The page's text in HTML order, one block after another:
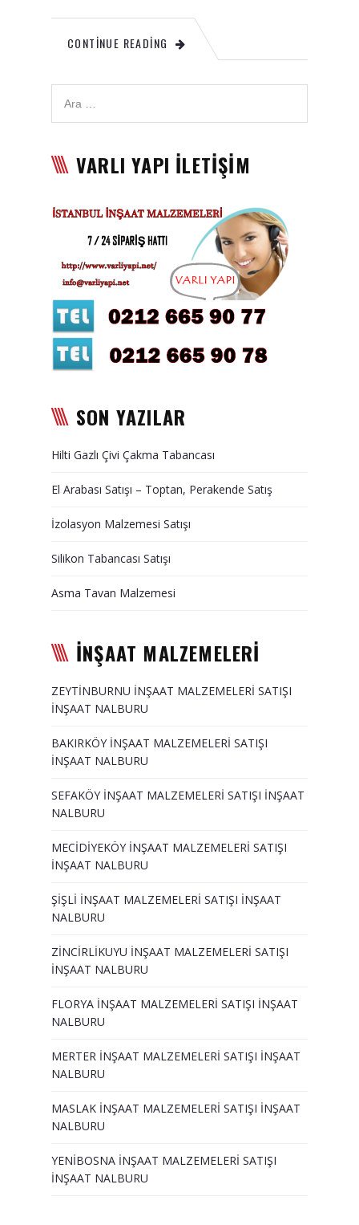
Satışı
Tavan Boyası
Betopan Malzemesi Satışı
Asma Tavan Malzemesi
Satışı
Asma Tavan Karolam
Malzeme Satışı
Sandviç Panel Malzemesi
Satışı
Asma Tavan Malzemesi
BİZE ULAŞIN
CONTINUE READING
VARLI YAPI İLETİŞİM
SON YAZILAR
Hilti Gazlı Çivi Çakma Tabancası
El Arabası Satışı – Toptan, Perakende Satış
İzolasyon Malzemesi Satışı
Silikon Tabancası Satışı
Asma Tavan Malzemesi
İNŞAAT MALZEMELERİ
ZEYTİNBURNU İNŞAAT MALZEMELERİ SATIŞI
İNŞAAT NALBURU
BAKIRKÖY İNŞAAT MALZEMELERİ SATIŞI
İNŞAAT NALBURU
SEFAKÖY İNŞAAT MALZEMELERİ SATIŞI İNŞAAT
NALBURU
MECİDİYEKÖY İNŞAAT MALZEMELERİ SATIŞI
İNŞAAT NALBURU
ŞİŞLİ İNŞAAT MALZEMELERİ SATIŞI İNŞAAT
NALBURU
ZİNCİRLİKUYU İNŞAAT MALZEMELERİ SATIŞI
İNŞAAT NALBURU
FLORYA İNŞAAT MALZEMELERİ SATIŞI İNŞAAT
NALBURU
MERTER İNŞAAT MALZEMELERİ SATIŞI İNŞAAT
NALBURU
MASLAK İNŞAAT MALZEMELERİ SATIŞI İNŞAAT
NALBURU
YENİBOSNA İNŞAAT MALZEMELERİ SATIŞI
İNŞAAT NALBURU